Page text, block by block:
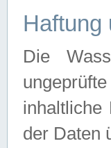
Haftung
Die
inhaltliche
der Daten